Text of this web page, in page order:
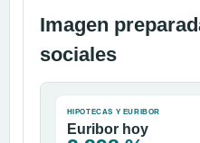
Imagen
sociales
HIPOTECAS Y EURIBOR
Euribor hoy